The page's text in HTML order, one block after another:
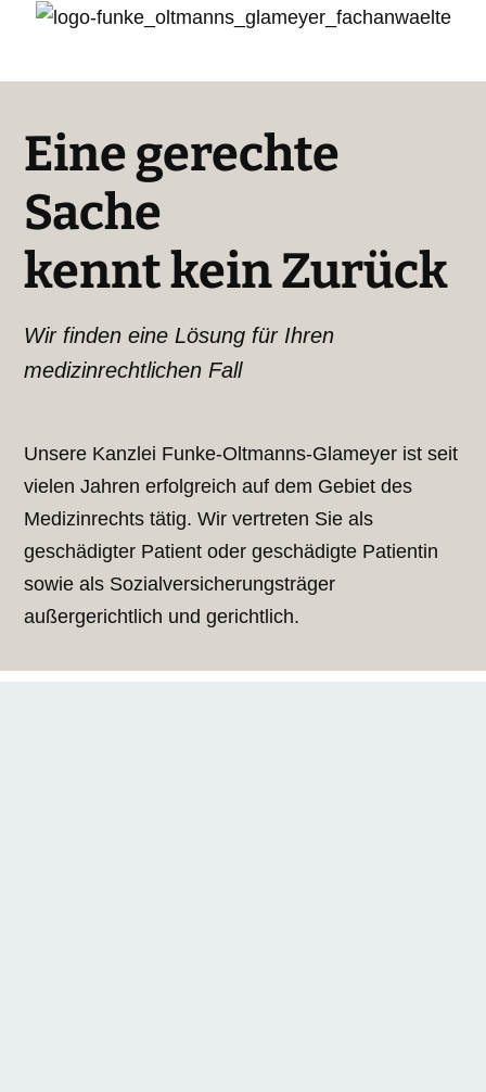
Eine gerechte
Sache
kennt kein Zurück
Wir finden eine Lösung für Ihren
medizinrechtlichen Fall
Unsere Kanzlei Funke-Oltmanns-Glameyer ist seit
vielen Jahren erfolgreich auf dem Gebiet des
Medizinrechts tätig. Wir vertreten Sie als
geschädigter Patient oder geschädigte Patientin
sowie als Sozialversicherungsträger
außergerichtlich und gerichtlich.